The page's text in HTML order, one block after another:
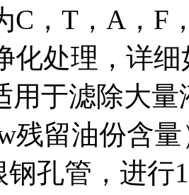
C，T，A，F
化处理，详细
用于滤除大
w残留油份含
钢孔管，进行